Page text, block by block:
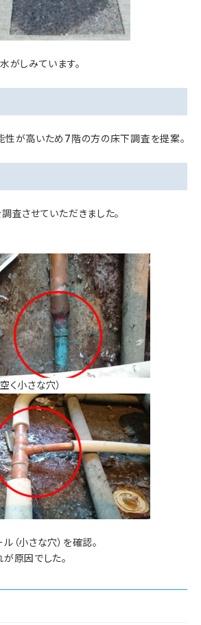
がしみています。
が高いため7階の方の床下調査を提案。
査させていただきました。
く小さな穴）
（小さな穴）を確認。
原因でした。